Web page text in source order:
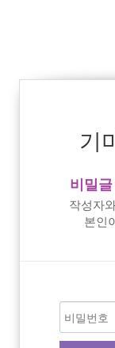
기
비밀
작성자
본인